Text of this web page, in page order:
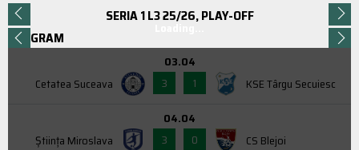
SERIA 1 L3 25/26, PLAY-OFF
PROGRAM
Cetatea Suceava
03.04
3
1 KSE Târgu Secuiesc
Știința Miroslava
04.04
3
0 CS Blejoi